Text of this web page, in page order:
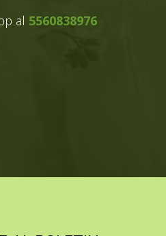
al 5560838976